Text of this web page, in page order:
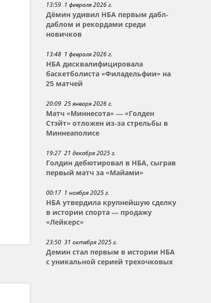
13:59 1 февраля 2026 г.
Дёмин удивил НБА первым дабл-
даблом и рекордами среди
новичков
13:48 1 февраля 2026 г.
НБА дисквалифицировала
баскетболиста «Филадельфии» на
25 матчей
20:09 25 января 2026 г.
Матч «Миннесота» — «Голден
Стэйт» отложен из-за стрельбы в
Миннеаполисе
19:27 21 декабря 2025 г.
Голдин дебютировал в НБА, сыграв
первый матч за «Майами»
00:17 1 ноября 2025 г.
НБА утвердила крупнейшую сделку
в истории спорта — продажу
«Лейкерс»
23:50 31 октября 2025 г.
Демин стал первым в истории НБА
с уникальной серией трехочковых